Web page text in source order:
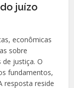
juízo
econômicas
sobre
justiça. O
fundamentos,
resposta reside